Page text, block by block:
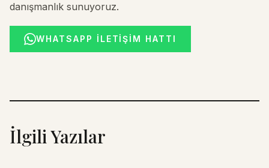
danışmanlık sunuyoruz.
WHATSAPP İLETIŞIM HATTI
İlgili Yazılar